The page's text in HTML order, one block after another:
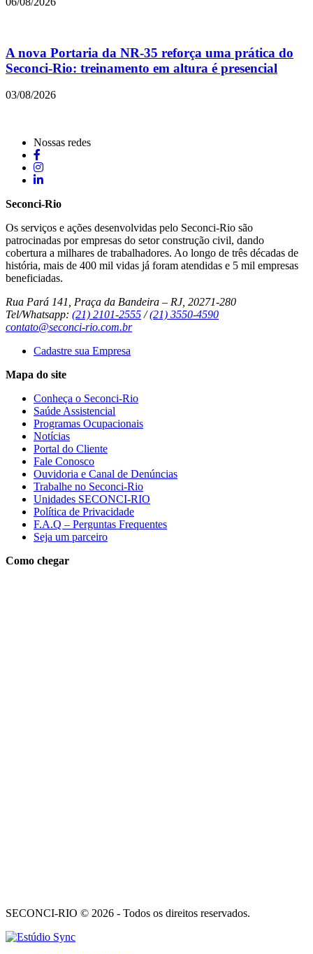
A nova Portaria da NR-35 reforça uma prática do
Seconci-Rio: treinamento em altura é presencial
03/08/2026
Nossas redes
Seconci-Rio
Os serviços e ações desenvolvidas pelo Seconci-Rio são
patrocinadas por empresas do setor construção civil, dando
cobertura a milhares de trabalhadores. Ao longo de três décadas de
história, mais de 400 mil vidas já foram atendidas e 5 mil empresas
beneficiadas.
Rua Pará 141, Praça da Bandeira – RJ, 20271-280
Tel/Whatsapp: (21) 2101-2555/(21) 3550-4590
contato@seconci-rio.com.br
Cadastre sua Empresa
Mapa do site
Conheça o Seconci-Rio
Saúde Assistencial
Programas Ocupacionais
Notícias
Portal do Cliente
Fale Conosco
Ouvidoria e Canal de Denúncias
Trabalhe no Seconci-Rio
Unidades SECONCI-RIO
Política de Privacidade
F.A.Q – Perguntas Frequentes
Seja um parceiro
Como chegar
SECONCI-RIO © 2026 - Todos os direitos reservados.